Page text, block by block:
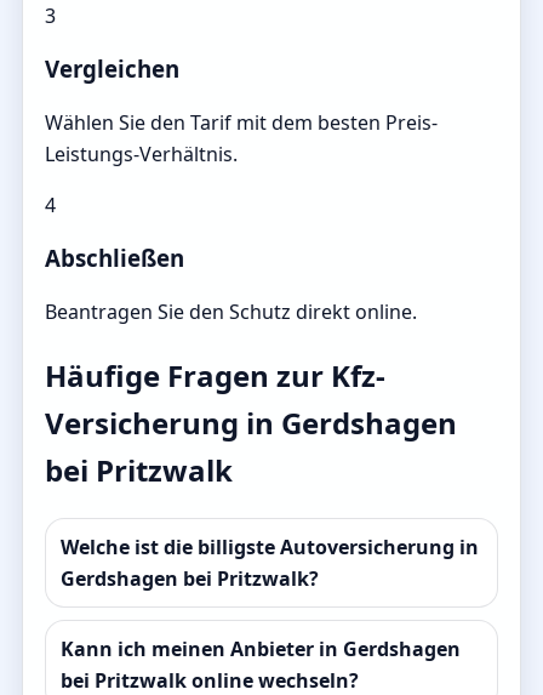
3
Vergleichen
Wählen Sie den Tarif mit dem besten Preis-
Leistungs-Verhältnis.
4
Abschließen
Beantragen Sie den Schutz direkt online.
Häufige Fragen zur Kfz-
Versicherung in Gerdshagen
bei Pritzwalk
Welche ist die billigste Autoversicherung in
Gerdshagen bei Pritzwalk?
Kann ich meinen Anbieter in Gerdshagen
bei Pritzwalk online wechseln?